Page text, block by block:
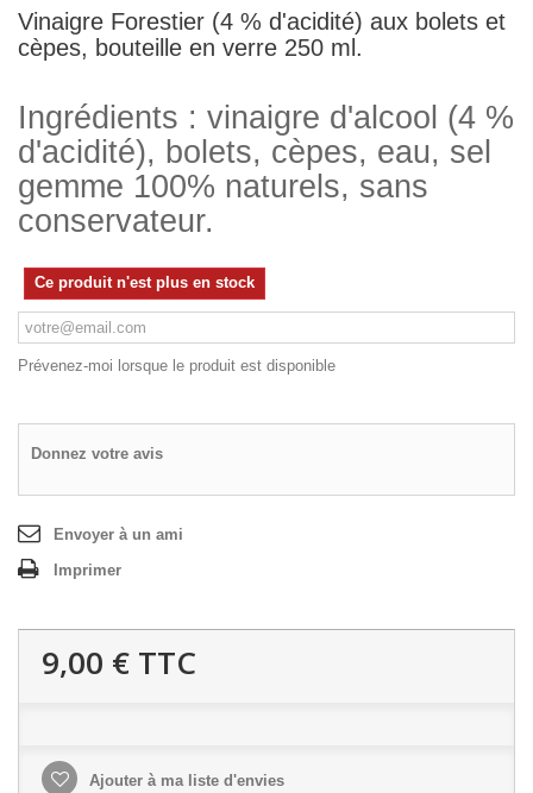
Vinaigre Forestier (4 % d'acidité) aux bolets et
cèpes, bouteille en verre 250 ml.
Ingrédients : vinaigre d'alcool (4 %
d'acidité), bolets, cèpes, eau, sel
gemme 100% naturels, sans
conservateur.
Ce produit n'est plus en stock
Prévenez-moi lorsque le produit est disponible
Donnez votre avis
Envoyer à un ami
Imprimer
9,00 € TTC
Ajouter à ma liste d'envies